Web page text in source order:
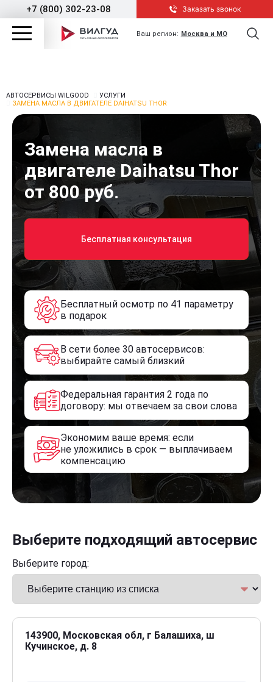
+7 (800) 302-23-08 Заказать звонок
Ваш регион: Москва и МО
АВТОСЕРВИСЫ WILGOOD
УСЛУГИ
ЗАМЕНА МАСЛА В ДВИГАТЕЛЕ DAIHATSU THOR
Замена масла в
двигателе Daihatsu Thor
от 800 руб.
Бесплатная консультация
Бесплатный осмотр по 41 параметру
в подарок
В сети более 30 автосервисов:
выбирайте самый близкий
Федеральная гарантия 2 года по
договору: мы отвечаем за свои слова
Экономим ваше время: если
не уложились в срок — выплачиваем
компенсацию
Выберите подходящий автосервис
Выберите город:
143900, Московская обл, г Балашиха, ш
Кучинское, д. 8